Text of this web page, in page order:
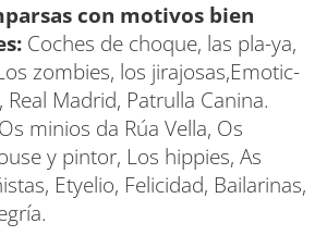
con motivos bien
Coches de choque, las pla-ya,
zombies, los jirajosas,Emotic-
Madrid, Patrulla Canina.
minios da Rúa Vella, Os
y pintor, Los hippies, As
Etyelio, Felicidad, Bailarinas,